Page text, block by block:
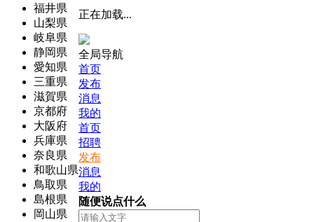
福井県
山梨県
岐阜県
静岡県
愛知県
三重県
滋賀県
京都府
大阪府
兵庫県
奈良県
和歌山県
鳥取県
島根県
岡山県
正在加载...
全局导航
首页
发布
消息
我的
首页
招聘
发布
消息
我的
随便说点什么